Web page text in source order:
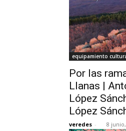
equipamiento
Por las
Llanas |
López
López
veredes - 8